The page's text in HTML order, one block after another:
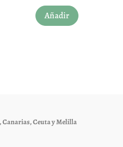
Añadir
producto
Canarias, Ceuta y Melilla